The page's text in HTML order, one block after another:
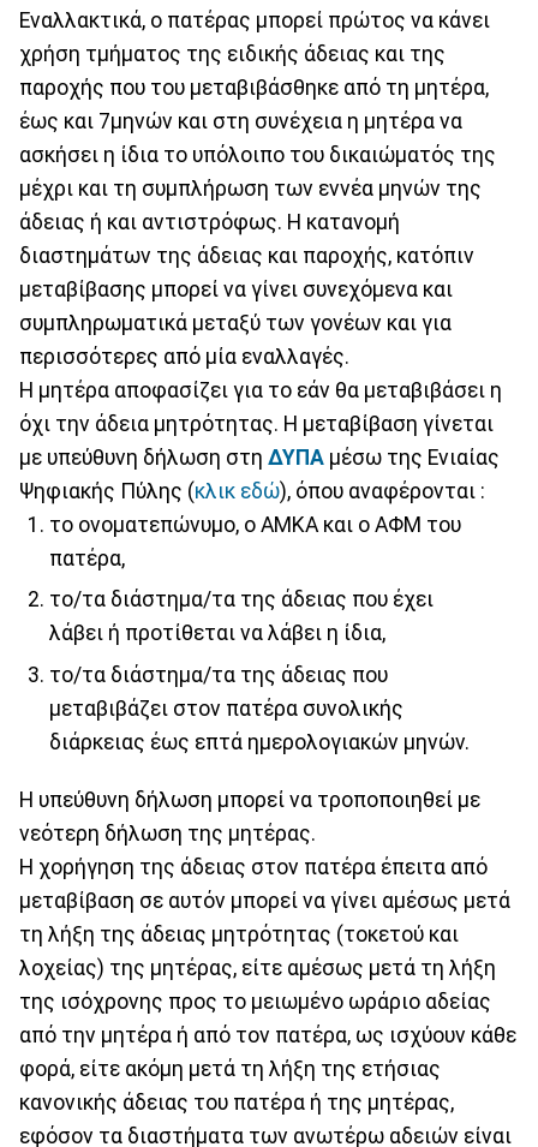
Εναλλακτικά, ο πατέρας μπορεί πρώτος να κάνει
χρήση τμήματος της ειδικής άδειας και της
παροχής που του μεταβιβάσθηκε από τη μητέρα,
έως και 7μηνών και στη συνέχεια η μητέρα να
ασκήσει η ίδια το υπόλοιπο του δικαιώματός της
μέχρι και τη συμπλήρωση των εννέα μηνών της
άδειας ή και αντιστρόφως. Η κατανομή
διαστημάτων της άδειας και παροχής, κατόπιν
μεταβίβασης μπορεί να γίνει συνεχόμενα και
συμπληρωματικά μεταξύ των γονέων και για
περισσότερες από μία εναλλαγές.
Η μητέρα αποφασίζει για το εάν θα μεταβιβάσει η
όχι την άδεια μητρότητας. Η μεταβίβαση γίνεται
με υπεύθυνη δήλωση στη ΔΥΠΑ μέσω της Ενιαίας
Ψηφιακής Πύλης (κλικ εδώ), όπου αναφέρονται :
το ονοματεπώνυμο, ο ΑΜΚΑ και ο ΑΦΜ του
πατέρα,
το/τα διάστημα/τα της άδειας που έχει
λάβει ή προτίθεται να λάβει η ίδια,
το/τα διάστημα/τα της άδειας που
μεταβιβάζει στον πατέρα συνολικής
διάρκειας έως επτά ημερολογιακών μηνών.
Η υπεύθυνη δήλωση μπορεί να τροποποιηθεί με
νεότερη δήλωση της μητέρας.
Η χορήγηση της άδειας στον πατέρα έπειτα από
μεταβίβαση σε αυτόν μπορεί να γίνει αμέσως μετά
τη λήξη της άδειας μητρότητας (τοκετού και
λοχείας) της μητέρας, είτε αμέσως μετά τη λήξη
της ισόχρονης προς το μειωμένο ωράριο αδείας
από την μητέρα ή από τον πατέρα, ως ισχύουν κάθε
φορά, είτε ακόμη μετά τη λήξη της ετήσιας
κανονικής άδειας του πατέρα ή της μητέρας,
εφόσον τα διαστήματα των ανωτέρω αδειών είναι